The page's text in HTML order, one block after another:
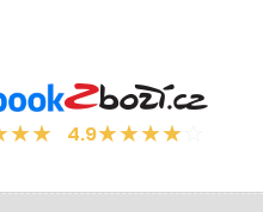
★★ 4.9★★★★